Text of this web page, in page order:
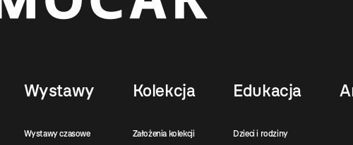
Wystawy
Wystawy czasowe
Kolekcja
Założenia kolekcji
Edukacja
Dzieci i rodziny